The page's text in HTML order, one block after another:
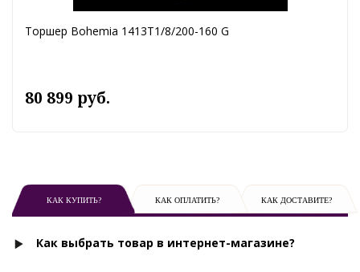
Торшер Bohemia 1413T1/8/200-160 G
80 899 руб.
КАК КУПИТЬ? КАК ОПЛАТИТЬ? КАК ДОСТАВИТЕ?
Как выбрать товар в интернет-магазине?